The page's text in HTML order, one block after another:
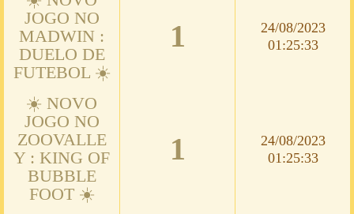
JOGO NO
MADWIN :
DUELO DE
FUTEBOL ☀️
1
24/08/2023
01:25:33
☀️ NOVO
JOGO NO
ZOOVALLE
Y : KING OF
BUBBLE
FOOT ☀️
1
24/08/2023
01:25:33